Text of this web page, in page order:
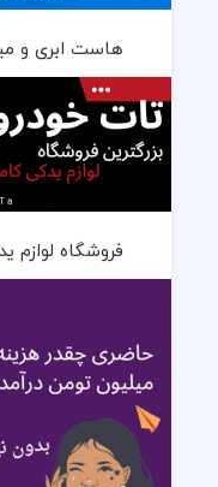
هاست ابری و
فروشگاه لوازم